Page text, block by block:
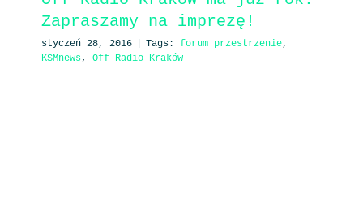
Zapraszamy na imprezę!
styczeń 28, 2016 Tags: forum przestrzenie,
KSMnews, Off Radio Kraków